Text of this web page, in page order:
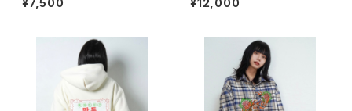
¥7,500 ¥12,000